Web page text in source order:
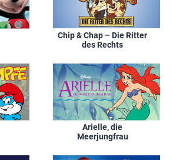
Chip & Chap – Die Ritter
des Rechts
Arielle, die
Meerjungfrau